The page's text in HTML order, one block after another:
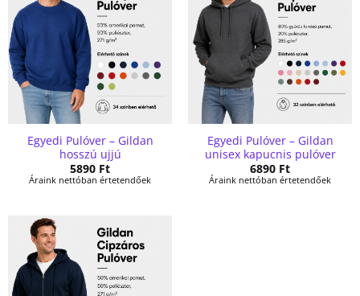
Egyedi Pulóver – Gildan
hosszú ujjú
5890 Ft
Áraink nettóban értetendőek
Egyedi Pulóver – Gildan
unisex kapucnis pulóver
6890 Ft
Áraink nettóban értetendőek